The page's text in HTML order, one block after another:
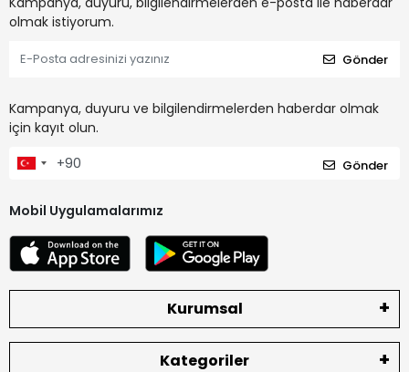
olmak istiyorum.
Gönder
Kampanya, duyuru ve bilgilendirmelerden haberdar olmak
için kayıt olun.
Gönder
Mobil Uygulamalarımız
Kurumsal
Kategoriler